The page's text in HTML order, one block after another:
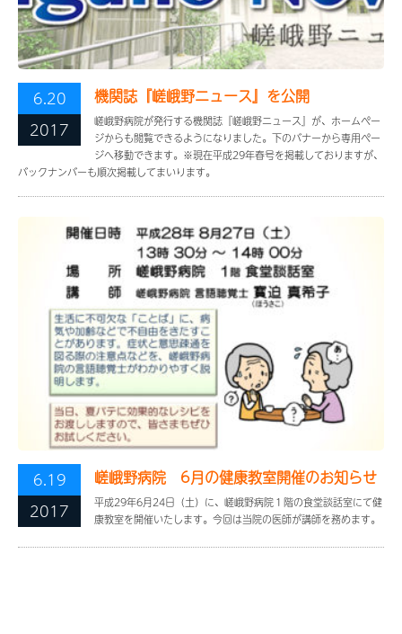
6.20
2017
機関誌『嵯峨野ニュース』を公開
嵯峨野病院が発行する機関誌『嵯峨野ニュース』が、ホームペー
ジからも閲覧できるようになりました。下のバナーから専用ペー
ジへ移動できます。※現在平成29年春号を掲載しておりますが、
バックナンバーも順次掲載してまいります。
6.19
2017
嵯峨野病院 6月の健康教室開催のお知らせ
平成29年6月24日（土）に、嵯峨野病院１階の食堂談話室にて健
康教室を開催いたします。今回は当院の医師が講師を務めます。